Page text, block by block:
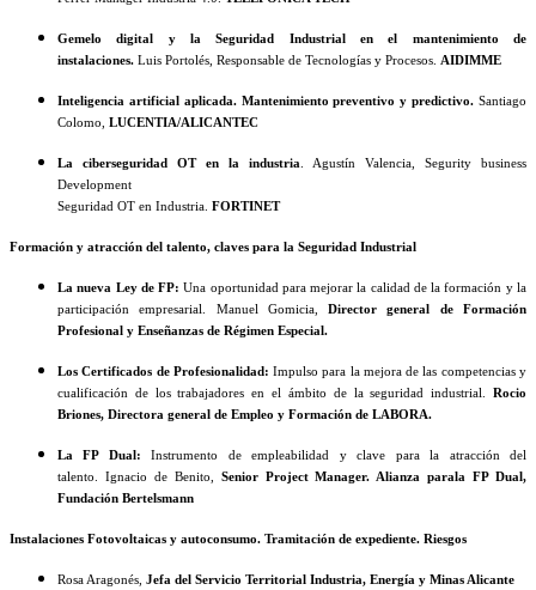
Gemelo digital y la Seguridad Industrial en el mantenimiento de
instalaciones. Luis Portolés, Responsable de Tecnologías y Procesos. AIDIMME
Inteligencia artificial aplicada. Mantenimiento preventivo y predictivo. Santiago
Colomo, LUCENTIA/ALICANTEC
La ciberseguridad OT en la industria . Agustín Valencia, Segurity business
Development
Seguridad OT en Industria. FORTINET
Formación y atracción del talento, claves para la Seguridad Industrial
La nueva Ley de FP: Una oportunidad para mejorar la calidad de la formación y la
participación empresarial. Manuel Gomicia,
Director general de Formación
Profesional y Enseñanzas de Régimen Especial.
Los Certificados de Profesionalidad: Impulso para la mejora de las competencias y
cualificación de los trabajadores en el ámbito de la seguridad industrial. Rocio
Briones, Directora general de Empleo y Formación de LABORA.
La FP Dual: Instrumento de empleabilidad y clave para la atracción del
talento. Ignacio de Benito, Senior Project Manager. Alianza parala FP Dual,
Fundación Bertelsmann
Instalaciones Fotovoltaicas y autoconsumo. Tramitación de expediente. Riesgos
Rosa Aragonés, Jefa del Servicio Territorial Industria, Energía y Minas Alicante